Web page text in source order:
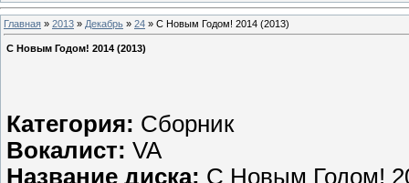
Главная » 2013 » Декабрь » 24 » С Новым Годом! 2014 (2013)
С Новым Годом! 2014 (2013)
Категория: Сборник
Вокалист: VA
Название диска: С Новым Годом!